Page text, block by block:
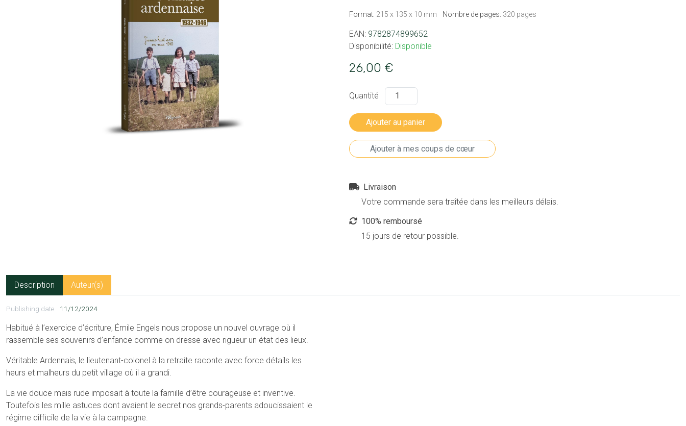
Format: 215 x 135 x 10 mm Nombre de pages: 320 pages
EAN: 9782874899652
Disponibilité: Disponible
26,00 €
Quantité
Livraison
Votre commande sera traîtée dans les meilleurs délais.
100% remboursé
15 jours de retour possible.
Description Auteur(s)
Publishing date 11/12/2024
Habitué à l’exercice d’écriture, Émile Engels nous propose un nouvel ouvrage où il
rassemble ses souvenirs d’enfance comme on dresse avec rigueur un état des lieux.
Véritable Ardennais, le lieutenant-colonel à la retraite raconte avec force détails les
heurs et malheurs du petit village où il a grandi.
La vie douce mais rude imposait à toute la famille d’être courageuse et inventive.
Toutefois les mille astuces dont avaient le secret nos grands-parents adoucissaient le
régime difficile de la vie à la campagne.